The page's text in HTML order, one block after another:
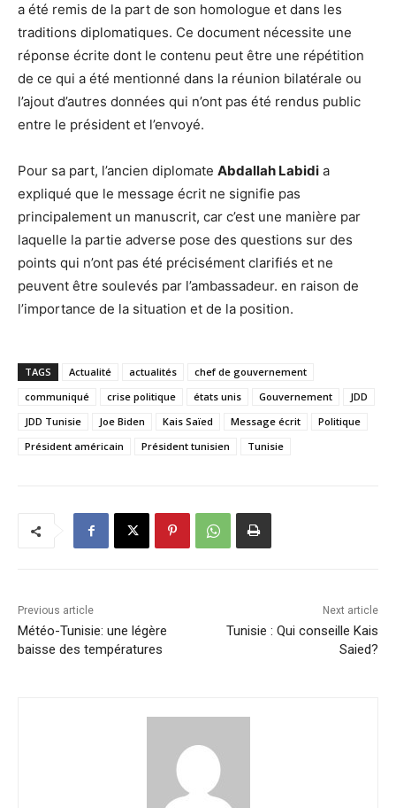
a été remis de la part de son homologue et dans les
traditions diplomatiques. Ce document nécessite une
réponse écrite dont le contenu peut être une répétition
de ce qui a été mentionné dans la réunion bilatérale ou
l’ajout d’autres données qui n’ont pas été rendus public
entre le président et l’envoyé.
Pour sa part, l’ancien diplomate Abdallah Labidi a
expliqué que le message écrit ne signifie pas
principalement un manuscrit, car c’est une manière par
laquelle la partie adverse pose des questions sur des
points qui n’ont pas été précisément clarifiés et ne
peuvent être soulevés par l’ambassadeur. en raison de
l’importance de la situation et de la position.
TAGS Actualité actualités
chef de gouvernement
communiqué
crise politique états unis Gouvernement
JDD
JDD Tunisie
Joe Biden Kais Saïed Message écrit
Politique
Président américain
Président tunisien Tunisie
Previous article
Météo-Tunisie: une légère
baisse des températures
Next article
Tunisie : Qui conseille Kais
Saied?